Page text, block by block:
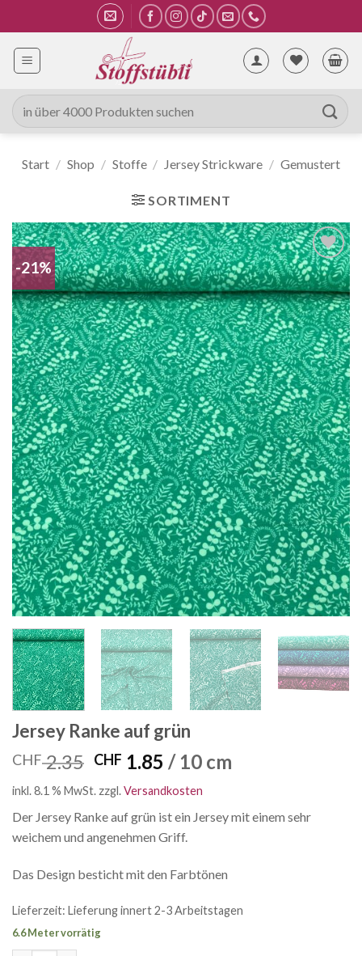
Inhalt
springen
Suche
nach:
Start / Shop / Stoffe / Jersey Strickware / Gemustert
SORTIMENT
-21%
Auf die
Wunschliste
Jersey Ranke auf grün
CHF2.35 Ursprünglicher
Preis
war:
CHF 2.35
CHF 1.85 Aktueller
Preis
ist:
CHF 1.85.
/ 10 cm
inkl. 8.1 % MwSt. zzgl.Versandkosten
Der Jersey Ranke auf grün ist ein Jersey mit einem sehr
weichem und angenehmen Griff.
Das Design besticht mit den Farbtönen
Lieferzeit: Lieferung innert 2-3 Arbeitstagen
6.6 Meter vorrätig